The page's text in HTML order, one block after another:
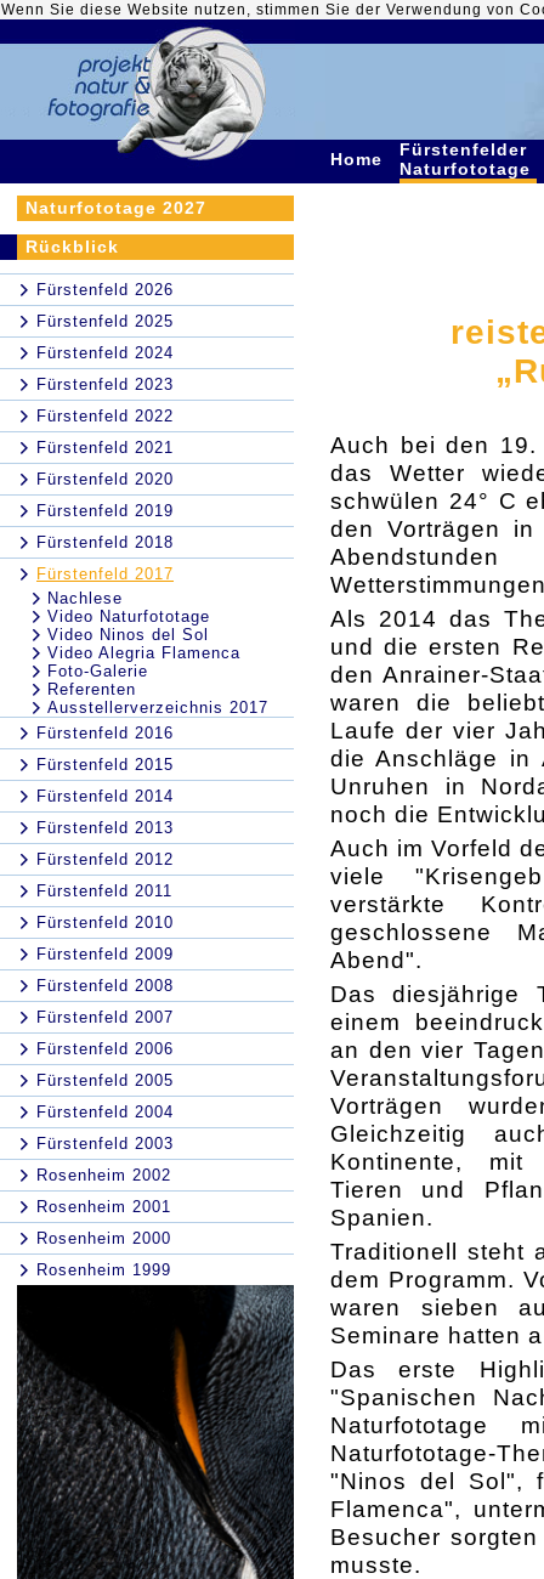
Wenn Sie diese Website nutzen, stimmen Sie der Verwendung von
Home
Fürstenfelder
Naturfototage
Naturfototage 2027
Rückblick
Fürstenfeld 2026
Fürstenfeld 2025
Fürstenfeld 2024
Fürstenfeld 2023
Fürstenfeld 2022
Fürstenfeld 2021
Fürstenfeld 2020
Fürstenfeld 2019
Fürstenfeld 2018
Fürstenfeld 2017
Nachlese
Video Naturfototage
Video Ninos del Sol
Video Alegria Flamenca
Foto-Galerie
Referenten
Ausstellerverzeichnis 2017
Fürstenfeld 2016
Fürstenfeld 2015
Fürstenfeld 2014
Fürstenfeld 2013
Fürstenfeld 2012
Fürstenfeld 2011
Fürstenfeld 2010
Fürstenfeld 2009
Fürstenfeld 2008
Fürstenfeld 2007
Fürstenfeld 2006
Fürstenfeld 2005
Fürstenfeld 2004
Fürstenfeld 2003
Rosenheim 2002
Rosenheim 2001
Rosenheim 2000
Rosenheim 1999
Auch bei den 19.
das Wetter
schwülen 24° C
den Vorträgen
Als 2014 das
und die ersten
den Anrainer-
waren die
Laufe der vier
die Anschläge in
Unruhen in
noch die
Auch im Vorfeld
viele
verstärkte
geschlossene
Abend".
Das diesjährige
einem
an den vier
Vorträgen
Gleichzeitig
Kontinente, mit
Tieren und
Spanien.
Traditionell steht
dem Programm.
waren sieben
Seminare hatten
Das erste
"Spanischen
Naturfototage
Naturfototage-
"Ninos del Sol",
Flamenca",
Besucher
musste.